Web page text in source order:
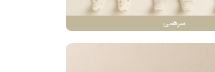
سرهمی